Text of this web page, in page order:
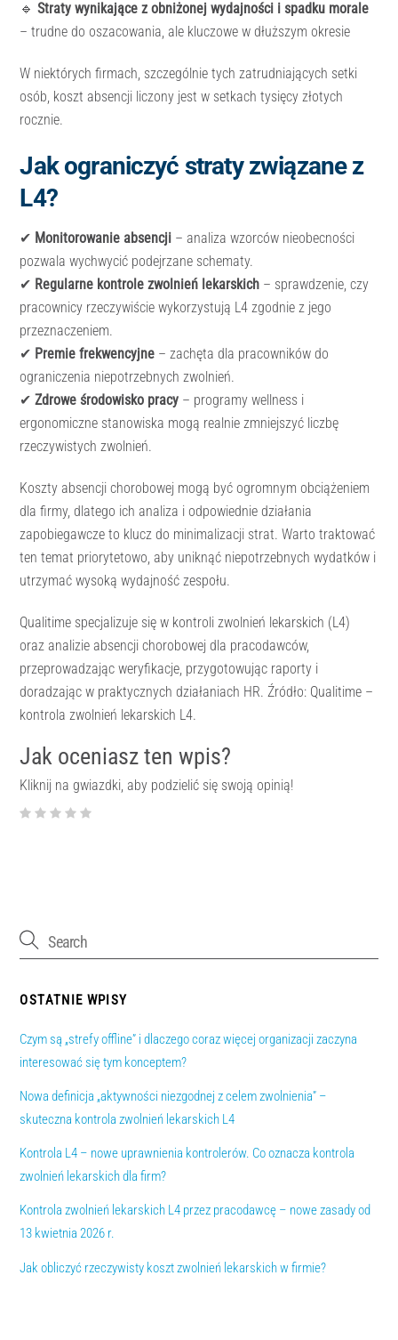
🔹Straty wynikające z obniżonej wydajności i spadku morale
– trudne do oszacowania, ale kluczowe w dłuższym okresie
W niektórych firmach, szczególnie tych zatrudniających setki
osób, koszt absencji liczony jest w setkach tysięcy złotych
rocznie.
Jak ograniczyć straty związane z
L4?
✔ Monitorowanie absencji – analiza wzorców nieobecności
pozwala wychwycić podejrzane schematy.
✔ Regularne kontrole zwolnień lekarskich – sprawdzenie, czy
pracownicy rzeczywiście wykorzystują L4 zgodnie z jego
przeznaczeniem.
✔ Premie frekwencyjne – zachęta dla pracowników do
ograniczenia niepotrzebnych zwolnień.
✔Zdrowe środowisko pracy – programy wellness i
ergonomiczne stanowiska mogą realnie zmniejszyć liczbę
rzeczywistych zwolnień.
Koszty absencji chorobowej mogą być ogromnym obciążeniem
dla firmy, dlatego ich analiza i odpowiednie działania
zapobiegawcze to klucz do minimalizacji strat. Warto traktować
ten temat priorytetowo, aby uniknąć niepotrzebnych wydatków i
utrzymać wysoką wydajność zespołu.
Qualitime specjalizuje się w kontroli zwolnień lekarskich (L4)
oraz analizie absencji chorobowej dla pracodawców,
przeprowadzając weryfikacje, przygotowując raporty i
doradzając w praktycznych działaniach HR. Źródło: Qualitime –
kontrola zwolnień lekarskich L4.
Jak oceniasz ten wpis?
Kliknij na gwiazdki, aby podzielić się swoją opinią!
OSTATNIE WPISY
Czym są „strefy offline” i dlaczego coraz więcej organizacji zaczyna
interesować się tym konceptem?
Nowa definicja „aktywności niezgodnej z celem zwolnienia” –
skuteczna kontrola zwolnień lekarskich L4
Kontrola L4 – nowe uprawnienia kontrolerów. Co oznacza kontrola
zwolnień lekarskich dla firm?
Kontrola zwolnień lekarskich L4 przez pracodawcę – nowe zasady od
13 kwietnia 2026 r.
Jak obliczyć rzeczywisty koszt zwolnień lekarskich w firmie?